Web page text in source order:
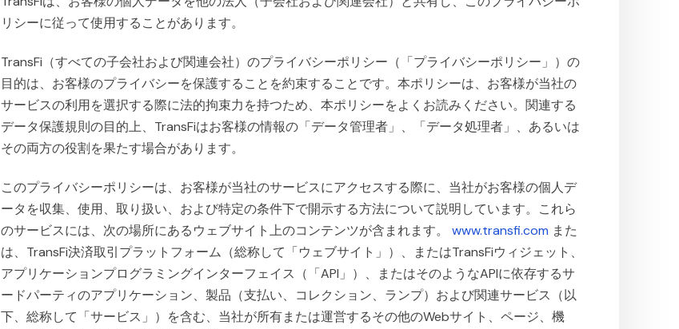
リシーに従って使用することがあります。
TransFi（すべての子会社および関連会社）のプライバシーポリシー（「プライバシーポリシー」）の
目的は、お客様のプライバシーを保護することを約束することです。本ポリシーは、お客様が当社の
サービスの利用を選択する際に法的拘束力を持つため、本ポリシーをよくお読みください。関連する
データ保護規則の目的上、TransFiはお客様の情報の「データ管理者」、「データ処理者」、あるいは
その両方の役割を果たす場合があります。
このプライバシーポリシーは、お客様が当社のサービスにアクセスする際に、当社がお客様の個人デ
ータを収集、使用、取り扱い、および特定の条件下で開示する方法について説明しています。これら
のサービスには、次の場所にあるウェブサイト上のコンテンツが含まれます。www.transfi.com また
は、TransFi決済取引プラットフォーム（総称して「ウェブサイト」）、またはTransFiウィジェット、
アプリケーションプログラミングインターフェイス（「API」）、またはそのようなAPIに依存するサ
ードパーティのアプリケーション、製品（支払い、コレクション、ランプ）および関連サービス（以
下、総称して「サービス」）を含む、当社が所有または運営するその他のWebサイト、ページ、機